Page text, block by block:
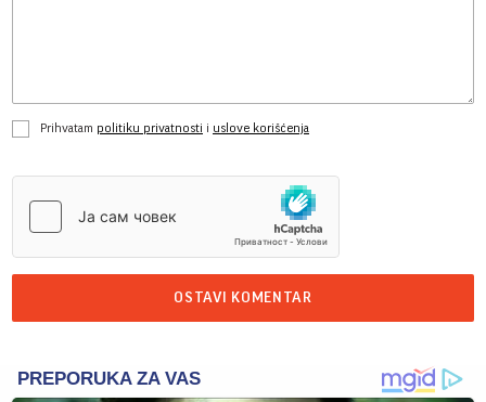
Prihvatam politiku privatnosti i uslove korišćenja
OSTAVI KOMENTAR